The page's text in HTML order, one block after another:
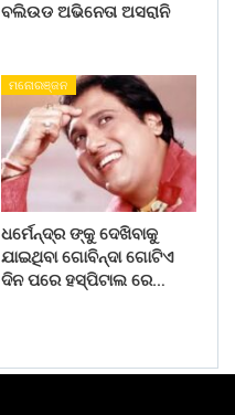
ବଲିଉଡ ଅଭିନେତା ଅସରାନି
ମନୋରଞ୍ଜନ
ଧର୍ମେନ୍ଦ୍ର ଙ୍କୁ ଦେଖିବାକୁ
ଯାଇଥିବା ଗୋବିନ୍ଦା ଗୋଟିଏ
ଦିନ ପରେ ହସ୍ପିଟାଲ ରେ…